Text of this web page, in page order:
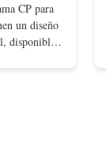
CP para
un diseño
disponible